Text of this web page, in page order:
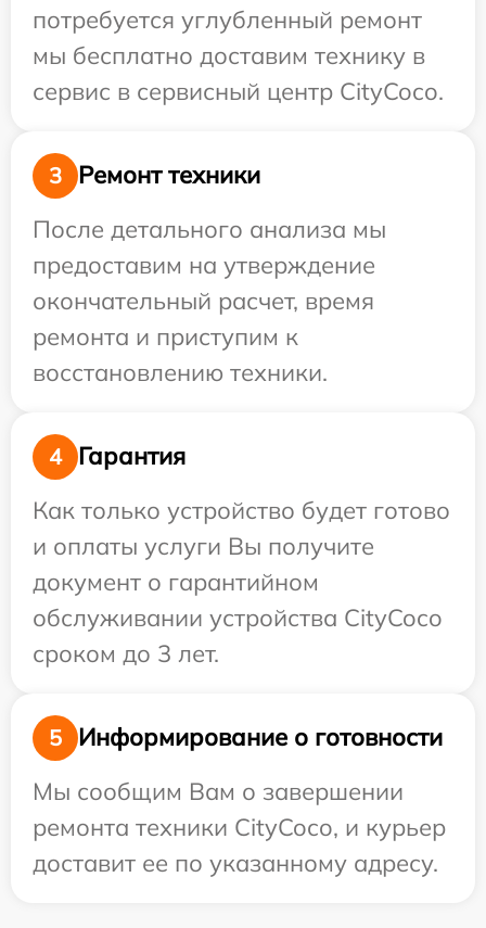
потребуется углубленный ремонт
мы бесплатно доставим технику в
сервис в сервисный центр CityCoco.
3
Ремонт техники
После детального анализа мы
предоставим на утверждение
окончательный расчет, время
ремонта и приступим к
восстановлению техники.
4
Гарантия
Как только устройство будет готово
и оплаты услуги Вы получите
документ о гарантийном
обслуживании устройства CityCoco
сроком до 3 лет.
5
Информирование о готовности
Мы сообщим Вам о завершении
ремонта техники CityCoco, и курьер
доставит ее по указанному адресу.